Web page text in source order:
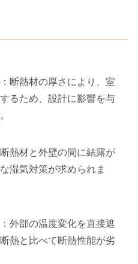
：断熱材の厚さにより、室
るため、設計に影響を与
断熱材と外壁の間に結露が
湿気対策が求められま
：外部の温度変化を直接遮
熱と比べて断熱性能が劣